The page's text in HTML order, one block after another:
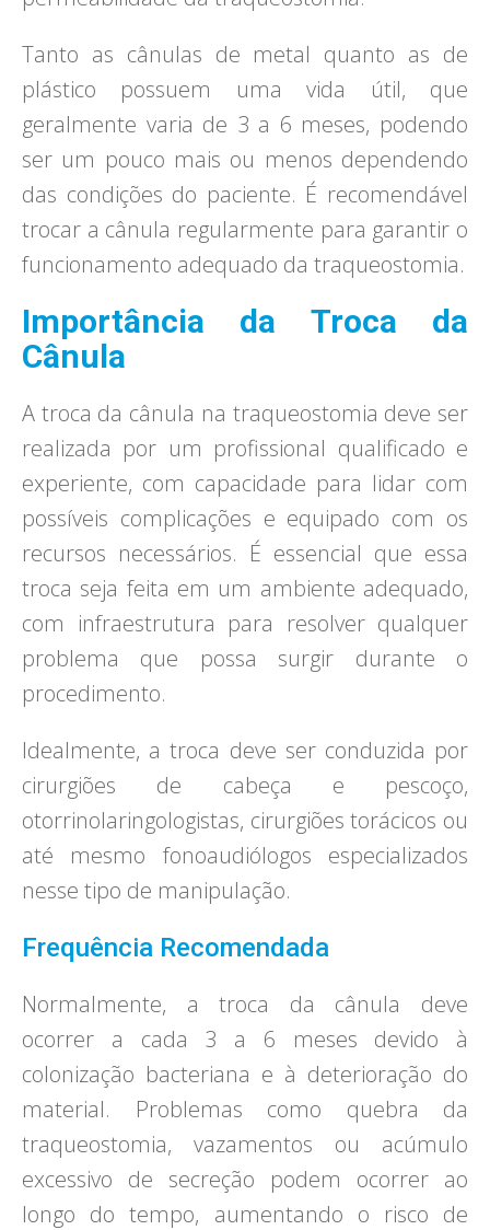
Tanto as cânulas de metal quanto as de
plástico possuem uma vida útil, que
geralmente varia de 3 a 6 meses, podendo
ser um pouco mais ou menos dependendo
das condições do paciente. É recomendável
trocar a cânula regularmente para garantir o
funcionamento adequado da traqueostomia.
Importância da Troca da
Cânula
A troca da cânula na traqueostomia deve ser
realizada por um profissional qualificado e
experiente, com capacidade para lidar com
possíveis complicações e equipado com os
recursos necessários. É essencial que essa
troca seja feita em um ambiente adequado,
com infraestrutura para resolver qualquer
problema que possa surgir durante o
procedimento.
Idealmente, a troca deve ser conduzida por
cirurgiões de cabeça e pescoço,
otorrinolaringologistas, cirurgiões torácicos ou
até mesmo fonoaudiólogos especializados
nesse tipo de manipulação.
Frequência Recomendada
Normalmente, a troca da cânula deve
ocorrer a cada 3 a 6 meses devido à
colonização bacteriana e à deterioração do
material. Problemas como quebra da
traqueostomia, vazamentos ou acúmulo
excessivo de secreção podem ocorrer ao
longo do tempo, aumentando o risco de